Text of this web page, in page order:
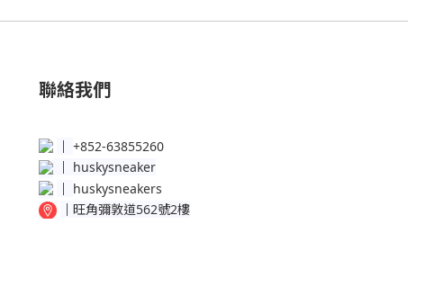
聯絡我們
+852-63855260
huskysneaker
│ huskysneakers
│ 旺角彌敦道562號2樓